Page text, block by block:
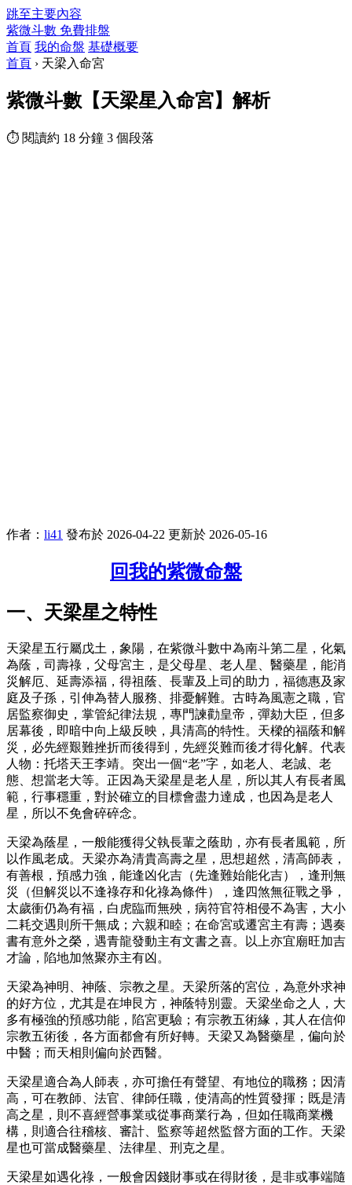
跳至主要內容
紫微斗數 免費排盤
首頁 我的命盤 基礎概要
首頁 › 天梁入命宮
紫微斗數【天梁星入命宮】解析
⏱ 閱讀約 18 分鐘 3 個段落
作者： li41 發布於 2026-04-22 更新於 2026-05-16
回我的紫微命盤
一、天梁星之特性
天梁星五行屬戊土，象陽，在紫微斗數中為南斗第二星，化氣
為蔭，司壽祿，父母宮主，是父母星、老人星、醫藥星，能消
災解厄、延壽添福，​​得祖蔭、長輩及上司的助力，福德惠及家
庭及子孫，引伸為替人服務、排憂解難。古時為風憲之職，官
居監察御史，掌管紀律法規，專門諫勸皇帝，彈劾大臣，但多
居幕後，即暗中向上級反映，具清高的特性。天樑的福蔭和解
災，必先經艱難挫折而後得到，先經災難而後才得化解。代表
人物：托塔天王李靖。突出一個“老”字，如老人、老誠、老
態、想當老大等。正因為天梁星是老人星，所以其人有長者風
範，行事穩重，對於確立的目標會盡力達成，也因為是老人
星，所以不免會碎碎念。
天梁為蔭星，一般能獲得父執長輩之蔭助，亦有長者風範，所
以作風老成。天梁亦為清貴高壽之星，思想超然，清高師表，
有善根，預感力強，能逢凶化吉（先逢難始能化吉），逢刑無
災（但解災以不逢祿存和化祿為條件），逢四煞無征戰之爭，
太歲衝仍為有福，白虎臨而無殃，病符官符相侵不為害，大小
二耗交遇則所干無成；六親和睦；在命宮或遷宮主有壽；遇奏
書有意外之榮，遇青龍發動主有文書之喜。以上亦宜廟旺加吉
才論，陷地加煞聚亦主有凶。
天梁為神明、神蔭、宗教之星。天梁所落的宮位，為意外求神
的好方位，尤其是在坤艮方，神蔭特別靈。天梁坐命之人，大
多有極強的預感功能，陷宮更驗；有宗教五術緣，其人在信仰
宗教五術後，各方面都會有所好轉。天梁又為醫藥星，偏向於
中醫；而天相則偏向於西醫。
天梁星適合為人師表，亦可擔任有聲望、有地位的職務；因清
高，可在教師、法官、律師任職，使清高的性質發揮；既是清
高之星，則不喜經營事業或從事商業行為，但如任職商業機
構，則適合往稽核、審計、監察等超然監督方面的工作。天梁
星也可當成醫藥星、法律星、刑克之星。
天梁星如遇化祿，一般會因錢財事或在得財後，是非或事端隨